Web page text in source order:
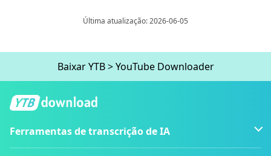
Última atualização: 2026-06-05
Baixar YTB>YouTube Downloader
Ferramentas de transcrição de IA